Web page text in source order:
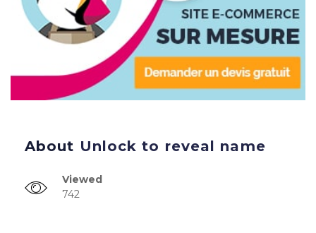
About Unlock to reveal name
Viewed
742